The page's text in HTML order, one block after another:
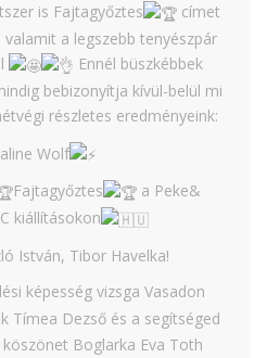
is Fajtagyőztes
címet
a legszebb tenyészpár
Ennél büszkébbek
bebizonyítja kívül-belül mi
részletes eredményeink:
Wolf
Fajtagyőztes
a Peke&
kiállításokon
István, Tibor Havelka!
képesség vizsga Vasadon
Tímea Dezső és a segítséged
Boglarka Eva Toth